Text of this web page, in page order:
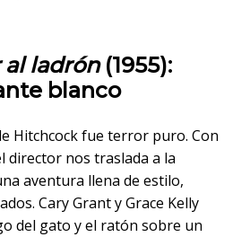
al ladrón(1955):
blanco
Hitchcock fue terror puro. Con
director nos traslada a la
aventura llena de estilo,
Cary Grant y Grace Kelly
del gato y el ratón sobre un